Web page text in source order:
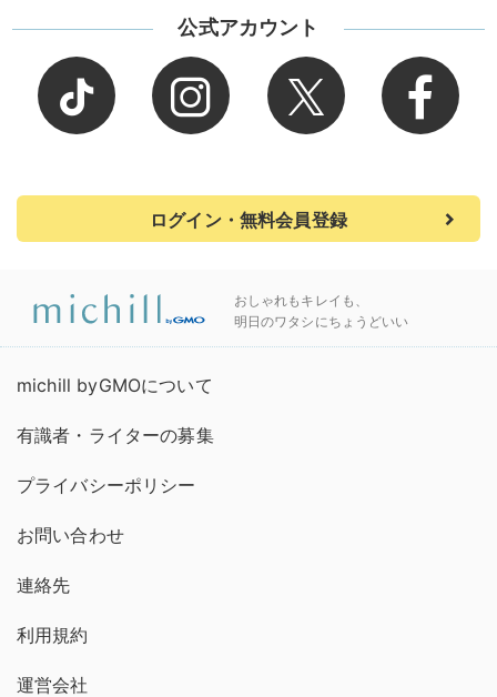
公式アカウント
ログイン・無料会員登録
おしゃれもキレイも、
明日のワタシにちょうどいい
michill byGMOについて
有識者・ライターの募集
プライバシーポリシー
お問い合わせ
連絡先
利用規約
運営会社